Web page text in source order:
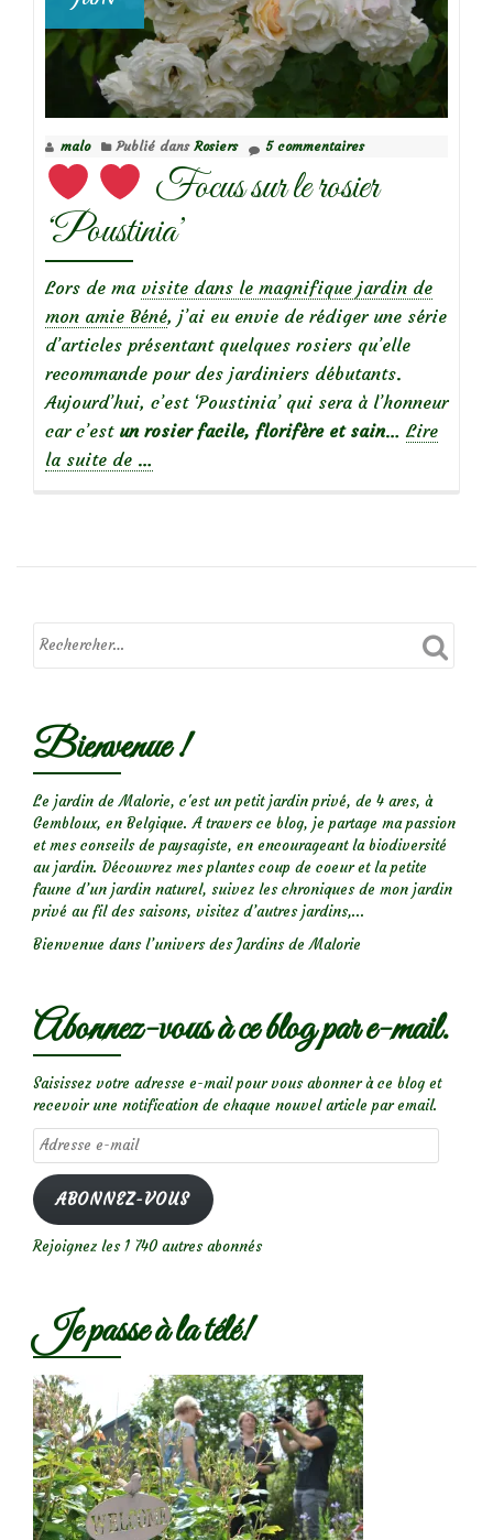
malo Publié dans Rosiers 5 commentaires
Focus sur le rosier
‘Poustinia’
Lors de ma visite dans le magnifique jardin de
mon amie Béné, j’ai eu envie de rédiger une série
d’articles présentant quelques rosiers qu’elle
recommande pour des jardiniers débutants.
Aujourd’hui, c’est ‘Poustinia’ qui sera à l’honneur
car c’est un rosier facile, florifère et sain… Lire
la suite de
Focus
‘Poustinia’
…
Bienvenue !
Le jardin de Malorie, c'est un petit jardin privé, de 4 ares, à
Gembloux, en Belgique. A travers ce blog, je partage ma passion
et mes conseils de paysagiste, en encourageant la biodiversité
au jardin. Découvrez mes plantes coup de coeur et la petite
faune d’un jardin naturel, suivez les chroniques de mon jardin
privé au fil des saisons, visitez d’autres jardins,...
Bienvenue dans l’univers des Jardins de Malorie
Abonnez-vous à ce blog par e-mail.
Saisissez votre adresse e-mail pour vous abonner à ce blog et
recevoir une notification de chaque nouvel article par email.
Adresse
e-
mail
ABONNEZ-VOUS
Rejoignez les 1 740 autres abonnés
Je passe à la télé!